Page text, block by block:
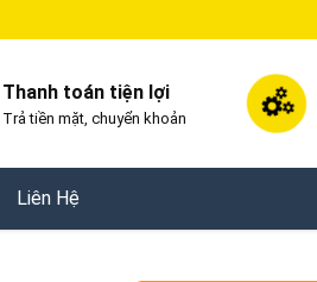
Thanh toán tiện lợi
Trả tiền mặt, chuyển khoản
Liên Hệ